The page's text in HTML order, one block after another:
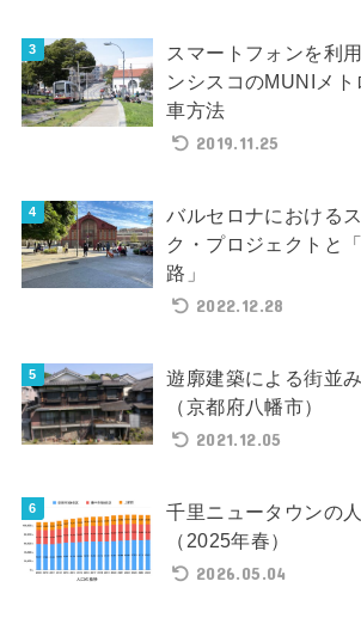
スマートフォンを利
ンシスコのMUNIメ
車方法
2019.11.25
バルセロナにおける
ク・プロジェクトと
路」
2022.12.28
遊廓建築による街並
（京都府八幡市）
2021.12.05
千里ニュータウンの
（2025年春）
2026.05.04